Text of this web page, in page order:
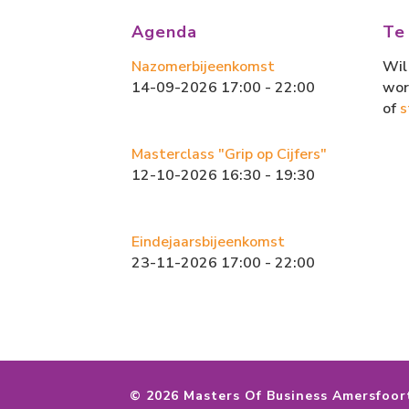
oko
n
Agenda
Nazomerbijeenkomst
14-09-2026 17:00 - 22:00
Masterclass "Grip op Cijfers"
12-10-2026 16:30 - 19:30
Eindejaarsbijeenkomst
23-11-2026 17:00 - 22:00
Wil
of
© 2026 Masters Of Business